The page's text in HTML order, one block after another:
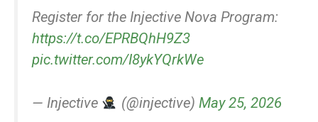
Register for the Injective Nova Program:
https://t.co/EPRBQhH9Z3
pic.twitter.com/I8ykYQrkWe
— Injective (@injective)May 25, 2026